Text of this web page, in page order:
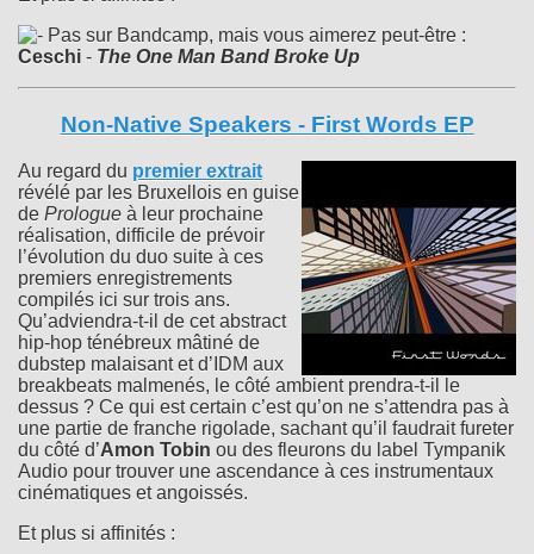
Pas sur Bandcamp, mais vous aimerez peut-être :
Ceschi - The One Man Band Broke Up
Non-Native Speakers - First Words EP
Au regard du premier extrait
révélé par les Bruxellois en guise
de Prologue à leur prochaine
réalisation, difficile de prévoir
l’évolution du duo suite à ces
premiers enregistrements
compilés ici sur trois ans.
Qu’adviendra-t-il de cet abstract
hip-hop ténébreux mâtiné de
dubstep malaisant et d’IDM aux
breakbeats malmenés, le côté ambient prendra-t-il le
dessus ? Ce qui est certain c’est qu’on ne s’attendra pas à
une partie de franche rigolade, sachant qu’il faudrait fureter
du côté d’Amon Tobin ou des fleurons du label Tympanik
Audio pour trouver une ascendance à ces instrumentaux
cinématiques et angoissés.
Et plus si affinités :